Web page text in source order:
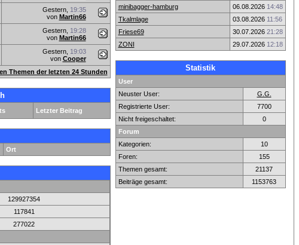
Gestern, 19:35
von Martin66
Gestern, 19:28
von Martin66
Gestern, 19:03
von Cooper
Themen der letzten 24 Stunden
Letzter Beitrag
Ort
129927354
117841
277022
minibagger-hamburg
06.08.2026 14:48
Tkalmlage
03.08.2026 11:56
Friese69
30.07.2026 21:28
ZONI
29.07.2026 12:18
Statistik
User
Neuster User:
G.G.
Registrierte User:
7700
Nicht freigeschaltet:
0
Forum
Kategorien:
10
Foren:
155
Themen gesamt:
21137
Beiträge gesamt:
1153763